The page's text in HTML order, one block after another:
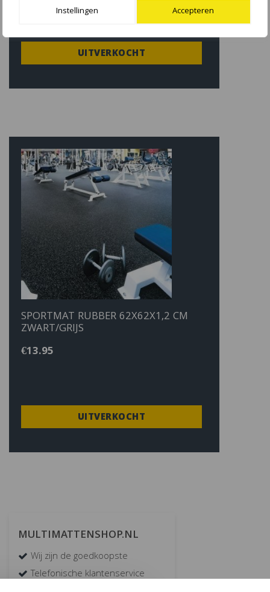
Instellingen Accepteren
MULTIMATTENSHOP.NL
Wij zijn de goedkoopste
Telefonische klantenservice
UITVERKOCHT
SPORTMAT RUBBER 62X62X1,2 CM
ZWART/GRIJS
€13.95
UITVERKOCHT